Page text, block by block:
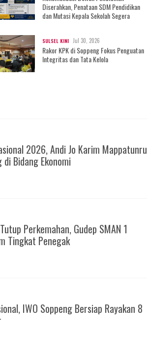
Diserahkan, Penataan SDM Pendidikan
dan Mutasi Kepala Sekolah Segera
SULSEL KINI Jul 30, 2026
Rakor KPK di Soppeng Fokus Penguatan
Integritas dan Tata Kelola
2026, Andi Jo Karim Mappatunru
di Bidang Ekonomi
Perkemahan, Gudep SMAN 1
Tingkat Penegak
IWO Soppeng Bersiap Rayakan 8